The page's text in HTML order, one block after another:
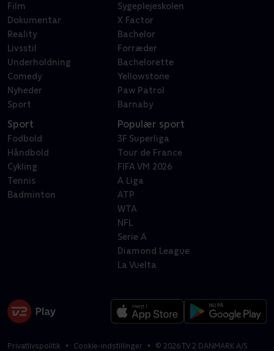
Film
Dokumentar
Reality
Livsstil
Underholdning
Comedy
Nyheder
Sport
Sygeplejeskolen
X Factor
Bachelor
Forræder
Bachelorette
Yellowstone
Paw Patrol
Barnaby
Sport
Fodbold
Håndbold
Cykling
Tennis
Badminton
Populær sport
3F Superliga
Tour de France
FIFA VM 2026
A Liga
ATP
WTA
NFL
Serie A
Diamond League
La Vuelta
Privatlivspolitik Cookie-indstillinger © 2026TV 2 DANMARK A/S